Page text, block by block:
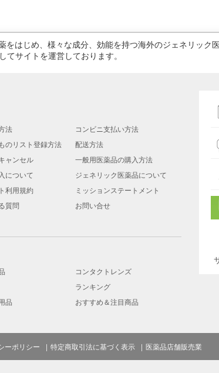
はじめ、様々な成分、効能を持つ海外のジェネリック
サイトを運営しております。
法
コンビニ支払い方法
のリスト登録方法
配送方法
ャンセル
一般用医薬品の購入方法
について
ジェネリック医薬品について
利用規約
ミッションステートメント
質問 お問い合せ
コンタクトレンズ
ランキング
品 おすすめ＆注目商品
ーポリシー 特定商取引法に基づく表示 医薬品店舗販売業